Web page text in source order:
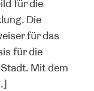
für die
Die
für das
für die
Mit dem